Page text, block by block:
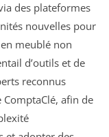
des plateformes
nouvelles pour
meublé non
d’outils et de
reconnus
afin de